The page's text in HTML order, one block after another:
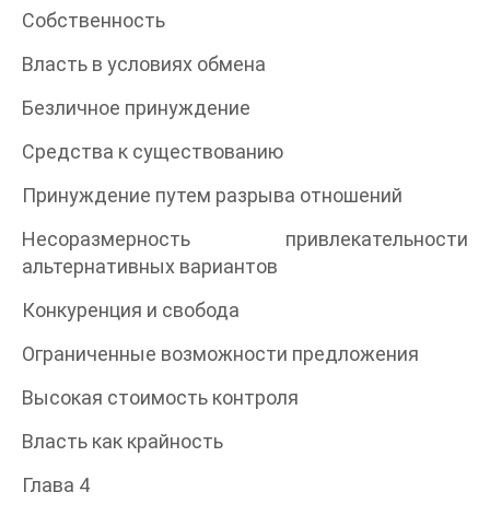
Собственность
Власть в условиях обмена
Безличное принуждение
Средства к существованию
Принуждение путем разрыва отношений
Несоразмерность привлекательности
альтернативных вариантов
Конкуренция и свобода
Ограниченные возможности предложения
Высокая стоимость контроля
Власть как крайность
Глава 4